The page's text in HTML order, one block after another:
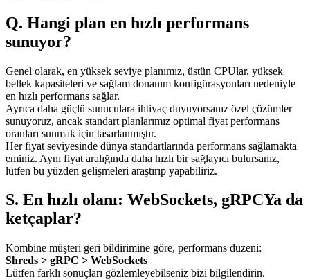
Q. Hangi plan en hızlı performans
sunuyor?
Genel olarak, en yüksek seviye planımız, üstün CPUlar, yüksek
bellek kapasiteleri ve sağlam donanım konfigürasyonları nedeniyle
en hızlı performans sağlar.
Ayrıca daha güçlü sunuculara ihtiyaç duyuyorsanız özel çözümler
sunuyoruz, ancak standart planlarımız optimal fiyat performans
oranları sunmak için tasarlanmıştır.
Her fiyat seviyesinde dünya standartlarında performans sağlamakta
eminiz. Aynı fiyat aralığında daha hızlı bir sağlayıcı bulursanız,
lütfen bu yüzden gelişmeleri araştırıp yapabiliriz.
S. En hızlı olanı: WebSockets, gRPCYa da
ketçaplar?
Kombine müşteri geri bildirimine göre, performans düzeni:
Shreds > gRPC > WebSockets
Lütfen farklı sonuçları gözlemleyebilseniz bizi bilgilendirin.